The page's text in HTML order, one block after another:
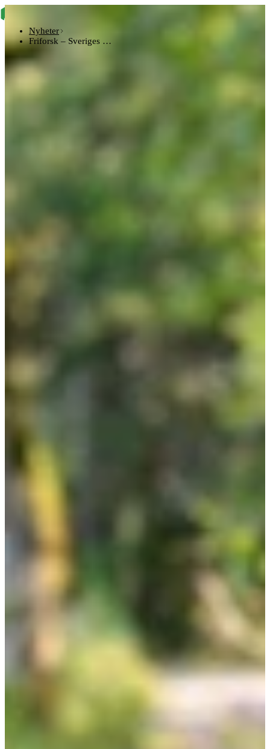
Nyheter
Friforsk – Sveriges …